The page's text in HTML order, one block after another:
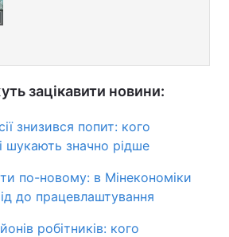
зацікавити новини:
знизився попит: кого
шукають значно рідше
по-новому: в Мінекономіки
до працевлаштування
робітників: кого